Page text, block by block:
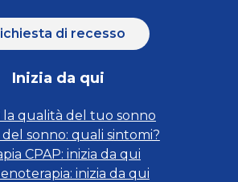
di recesso
Inizia da qui
la qualità del tuo sonno
sonno: quali sintomi?
CPAP: inizia da qui
inizia da qui